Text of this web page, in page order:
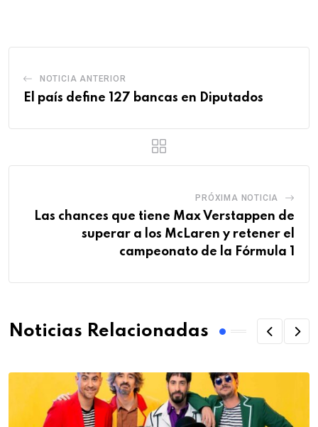
NOTICIA ANTERIOR
El país define 127 bancas en Diputados
PRÓXIMA NOTICIA
Las chances que tiene Max Verstappen de
superar a los McLaren y retener el
campeonato de la Fórmula 1
Noticias Relacionadas